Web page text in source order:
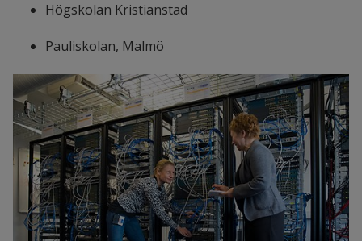
Högskolan Kristianstad
Pauliskolan, Malmö